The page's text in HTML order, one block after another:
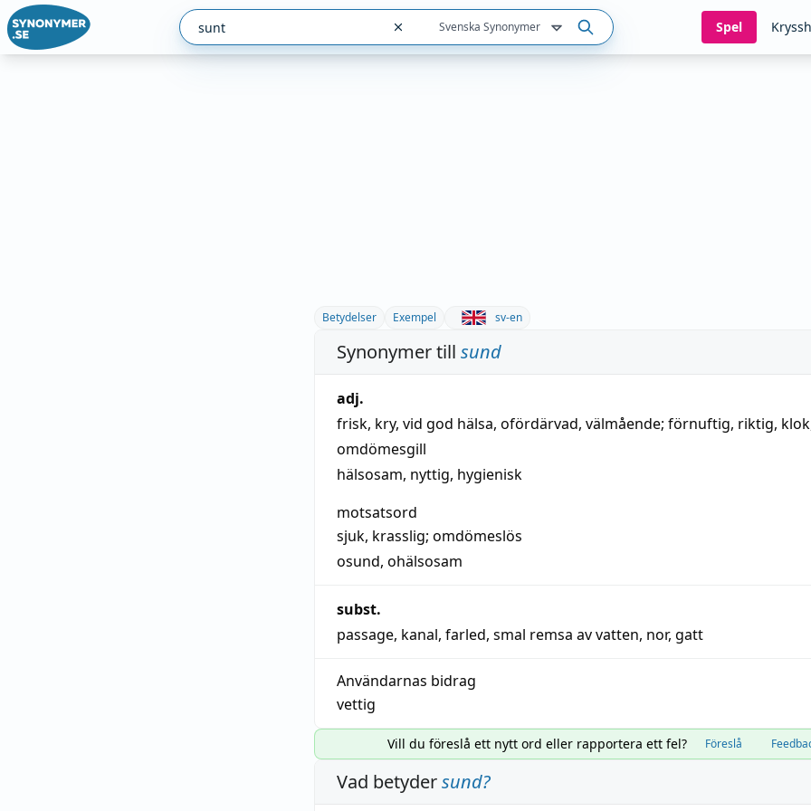
Svenska Synonymer Spel
Betydelser Exempel sv-en
Synonymer till sund
adj.
frisk, kry, vid god hälsa, ofördärvad, välmående; förnuftig, riktig, klok
omdömesgill
hälsosam, nyttig, hygienisk
motsatsord
sjuk, krasslig; omdömeslös
osund, ohälsosam
subst.
passage, kanal, farled, smal remsa av vatten, nor, gatt
Användarnas bidrag
vettig
Vill du föreslå ett nytt ord eller rapportera ett fel? Föreslå
Vad betydersund?